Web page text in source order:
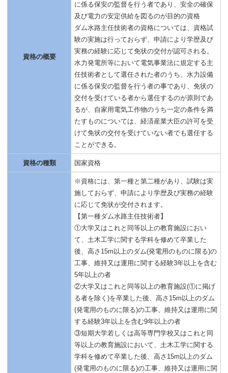
資格の概要
に係る保安の監督を行う者であり、安全の確保
及び電力の安定供給を図るのが目的の資格
ダム水路主任技術者の資格については、資格試
験の実施は行っておらず、申請により学歴及び
実務の経験に応じて免状の交付が認可される。
水力発電所等において電気事業法に規定する主
任技術者として選任された者のうち、水力設備
に係る保安の監督を行う者の事であり、免状の
交付を受けている者から選任するのが原則であ
るが、自家用電気工作物のうち一定の条件を満
たすものについては、経済産業大臣の許可を受
けて免状の交付を受けていない者でも選任する
ことができる。
資格の種類 国家資格
※資格には、第一種と第二種があり、試験は実
施しておらず、申請により学歴及び実務の経験
に応じて免状が交付されます。
【第一種ダム水路主任技術者】
①大学又はこれと同等以上の教育施設におい
て、土木工学に関する学科を修めて卒業した
後、高さ15m以上のダム(発電用のものに限る)の
工事、維持又は運用に関する経験3年以上を含む
5年以上の者
②大学又はこれと同等以上の教育施設(①に掲げ
る者を除く)を卒業した後、高さ15m以上のダム
(発電用のものに限る)の工事、維持又は運用に関
する経験3年以上を含む9年以上の者
③短期大学若しくは高等専門学校又はこれと同
等以上の教育施設において、土木工学に関する
学科を修めて卒業した後、高さ15m以上のダム
(発電用のものに限る)の工事、維持又は運用に関